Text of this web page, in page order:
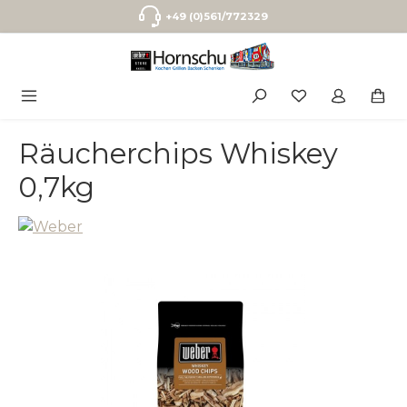
Zum Hauptinhalt springen+49 (0)561/772329
Räucherchips Whiskey
0,7kg